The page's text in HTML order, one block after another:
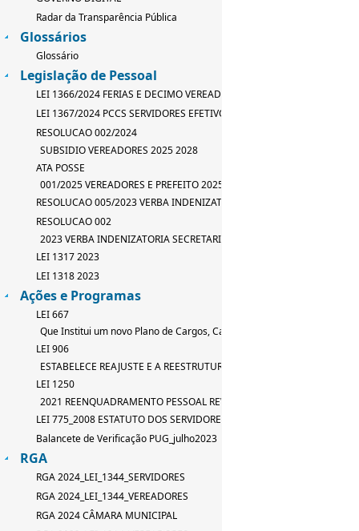
Radar da Transparência Pública
Glossários
Glossário
Legislação de Pessoal
LEI 1366/2024 FERIAS E DECIMO VEREADOR
LEI 1367/2024 PCCS SERVIDORES EFETIVOS
RESOLUCAO 002/2024
SUBSIDIO VEREADORES 2025 2028
ATA POSSE
001/2025 VEREADORES E PREFEITO 2025 2028
RESOLUCAO 005/2023 VERBA INDENIZATORIA
RESOLUCAO 002
2023 VERBA INDENIZATORIA SECRETARIO
LEI 1317 2023
LEI 1318 2023
Ações e Programas
LEI 667
Que Institui um novo Plano de Cargos, Carreira e Salarios
LEI 906
ESTABELECE REAJUSTE E A REESTRUTURAÇÃO DE TABELA DE
LEI 1250
2021 REENQUADRAMENTO PESSOAL REVISAO LEI 667_2015
LEI 775_2008 ESTATUTO DOS SERVIDORES
Balancete de Verificação PUG_julho2023
RGA
RGA 2024_LEI_1344_SERVIDORES
RGA 2024_LEI_1344_VEREADORES
RGA 2024 CÂMARA MUNICIPAL